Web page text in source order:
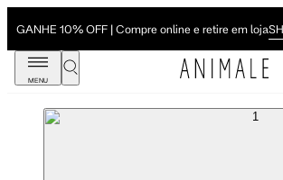
GANHE 10% OFF | Compre online e retire em loja
MENU